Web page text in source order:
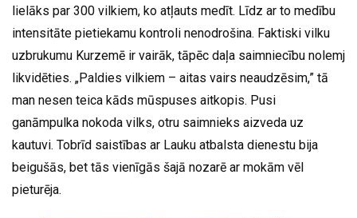
lielāks par 300 vilkiem, ko atļauts medīt. Līdz ar to medību
intensitāte pietiekamu kontroli nenodrošina. Faktiski vilku
uzbrukumu Kurzemē ir vairāk, tāpēc daļa saimniecību nolemj
likvidēties. „Paldies vilkiem – aitas vairs neaudzēsim,” tā
man nesen teica kāds mūspuses aitkopis. Pusi
ganāmpulka nokoda vilks, otru saimnieks aizveda uz
kautuvi. Tobrīd saistības ar Lauku atbalsta dienestu bija
beigušās, bet tās vienīgās šajā nozarē ar mokām vēl
pieturēja.